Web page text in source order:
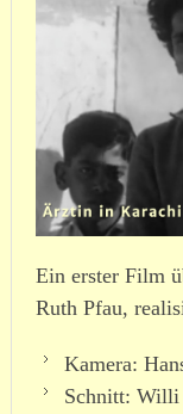
Ein erster Film
Ruth Pfau,
Kamera:
Schnitt: Willi